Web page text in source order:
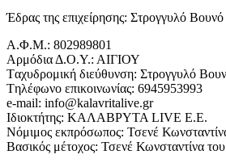
Έδρας της επιχείρησης: Στρογγυλό
Α.Φ.Μ.: 802989801
Αρμόδια Δ.Ο.Υ.: ΑΙΓΙΟΥ
Tαχυδρομική διεύθυνση: Στρογγυλό
Tηλέφωνο επικοινωνίας: 6945953993
e-mail: info@kalavritalive.gr
Iδιοκτήτης: ΚΑΛΑΒΡΥΤΑ LIVE E.E.
Νόμιμος εκπρόσωπος: Τσενέ
Βασικός μέτοχος: Τσενέ Κωνσταντίνα